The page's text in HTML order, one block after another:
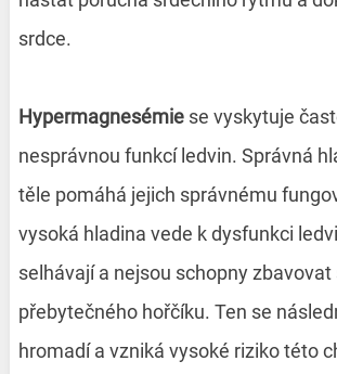
srdce.
Hypermagnesémie se vyskytuje
nesprávnou funkcí ledvin. Správná
těle pomáhá jejich správnému
vysoká hladina vede k dysfunkci
selhávají a nejsou schopny zbavovat
přebytečného hořčíku. Ten se
hromadí a vzniká vysoké riziko této